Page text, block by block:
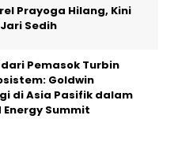
Prayoga Hilang, Kini
Sedih
Pemasok Turbin
Goldwin
di Asia Pasifik dalam
Energy Summit